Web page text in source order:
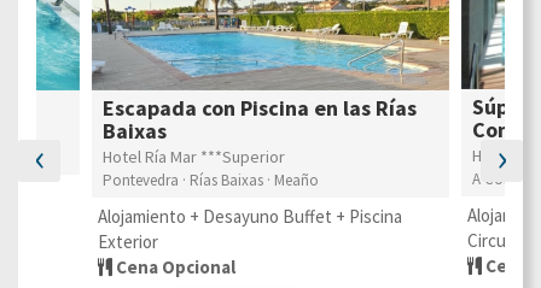
Escapada con Piscina en las Rías
Baixas
Hotel Ría Mar ***Superior
Pontevedra · Rías Baixas · Meaño
Alojamiento + Desayuno Buffet + Piscina
Exterior
Cena Opcional
Súper
Hotel
A Coruña
Circuito
Cena
‹ ›